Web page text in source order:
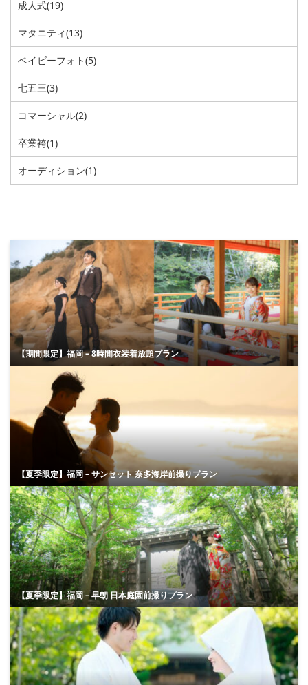
成人式(19)
マタニティ(13)
ベイビーフォト(5)
七五三(3)
コマーシャル(2)
卒業袴(1)
オーディション(1)
【期間限定】福岡 – 8時間衣装着放題プラン
【夏季限定】福岡 – サンセット 奈多海岸前撮りプラン
【夏季限定】福岡 – 早朝 日本庭園前撮りプラン